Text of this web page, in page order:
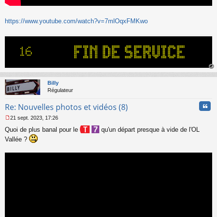
https://www.youtube.com/watch?v=7mlOqxFMKwo
au
Billy
Régulateur
Re: Nouvelles photos et vidéos (8)
e
s
a
21 sept. 2023, 17:26
Quoi de plus banal pour le
qu'un départ presque à vide de l'OL
Vallée ?